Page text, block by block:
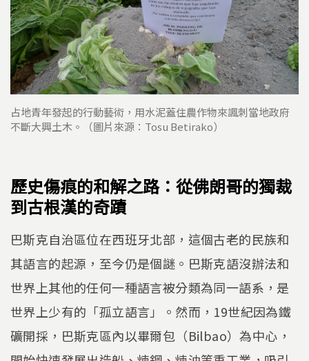
占地青年發起的行動藝術，用水泥蓋住農作物來諷刺當地政府
不斷大興土木。（圖片來源：Tosu Betirako）
歷史傷痕的和解之路：從佛朗哥的獨裁
到古根漢的奇蹟
巴斯克自治區位在西班牙北部，這個古老的民族和
其語言的起源，至今仍是個謎。巴斯克語沒辦法和
世界上其他的任何一種語言被分類為同一語系，是
世界上少有的「孤立語言」。然而，19世紀因為鐵
礦開採，巴斯克區內以畢爾包（Bilbao）為中心，